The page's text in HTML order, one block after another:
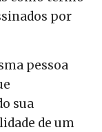
por
pessoa
sua
de um